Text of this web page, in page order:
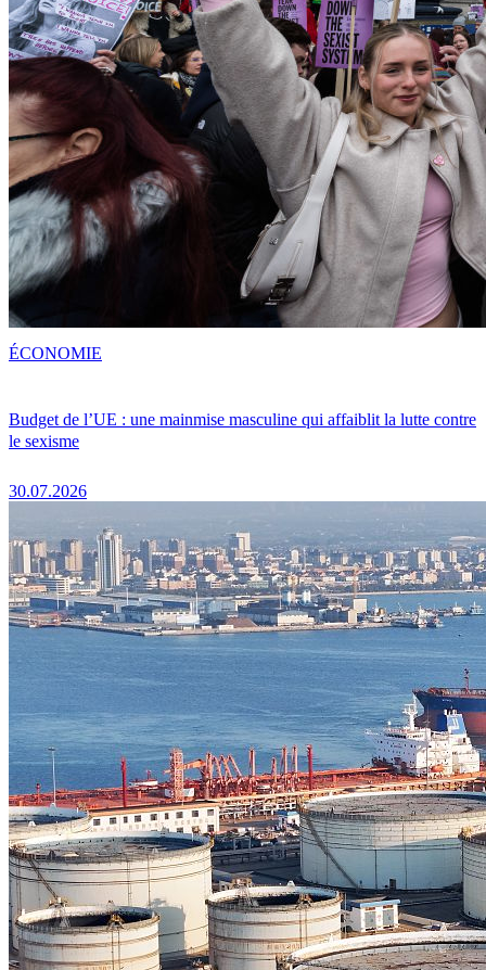
Budget de l’UE : une mainmise masculine qui affaiblit la lutte contre
le sexisme
30.07.2026
ÉCONOMIE